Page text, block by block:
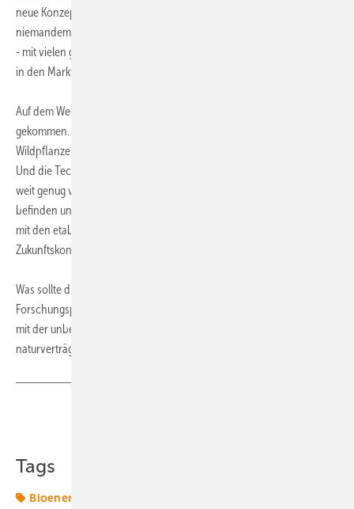
neue Konzepte entwickeln und testen? Die Antwort dürfte lauten: mit
niemandem. Folglich bliebe die Bioenergie auf ihrem aktuellen Niveau
- mit vielen guten Ideen, die aber nie den Sprung von der Forschung
in den Markt geschafft haben.
Auf dem Weg zu mehr Nachhaltigkeit ist die Biobranche schon weit
gekommen. Sie kann bereits Energie aus Stroh, Holz, Abfällen und
Wildpflanzen gewinnen. Aber sie kann das noch nicht sehr lange.
Und die Technologien dazu sind noch zu jung, sie sind noch nicht
weit genug verbreitet, um sich wirtschaftlich selbst zu tragen. Wir
befinden uns in einer Übergangszeit, in der wir auf die guten Erträge
mit den etablierten Methoden angewiesen sind, um die
Zukunftskonzepte zu finanzieren.
Was sollte die Branche nun tun? Einfach dort weitermachen, wo die
Forschungspartner jetzt angefangen haben. Ein faires EEG fordern,
mit der unbedingten Absicht die Bioenergienutzung noch
naturverträglicher zu machen. (
Tags
Bioenergie